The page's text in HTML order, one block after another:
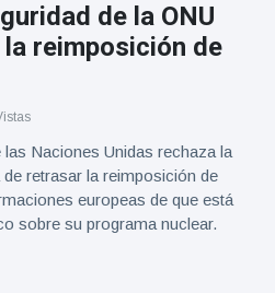
de la ONU
reimposición de
Naciones Unidas rechaza la
retrasar la reimposición de
europeas de que está
sobre su programa nuclear.